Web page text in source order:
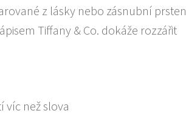
z lásky nebo zásnubní prsten
Tiffany & Co. dokáže rozzářit